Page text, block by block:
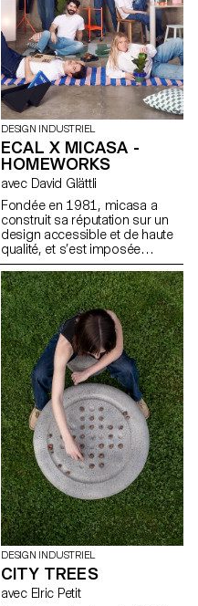
DESIGN INDUSTRIEL
ECAL X MICASA -
HOMEWORKS
avec David Glättli
Fondée en 1981, micasa a
construit sa réputation sur un
design accessible et de haute
qualité, et s’est imposée
comme leader en Suisse.
Fidèle à une approche du
design démocratique, pensée
pour s’intégrer naturellement au
quotidien, l’entreprise s’est
associée à l'ECAL pour
développer HOMEWORKS, une
collection limitée invitant une
nouvelle génération à repenser
la manière dont les espaces de
vie se façonnent et la façon
dont le design peut devenir une
présence active et porteuse de
sens dans les usages de tous
les jours.
DESIGN INDUSTRIEL
CITY TREES
avec Elric Petit